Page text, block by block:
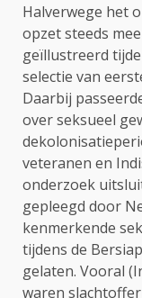
Halverwege het
opzet steeds
geïllustreerd
selectie van
Daarbij
over seksueel
veteranen en
onderzoek
gepleegd door
kenmerkende
tijdens de
gelaten. Vooral
waren